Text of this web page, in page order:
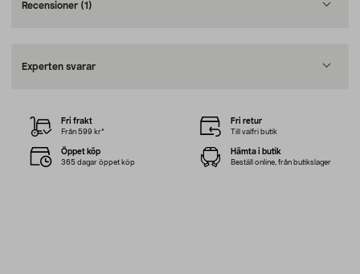
Recensioner (1)
Experten svarar
Fri frakt
Från 599 kr*
Fri retur
Till valfri butik
Öppet köp
365 dagar öppet köp
Hämta i butik
Beställ online, från butikslager